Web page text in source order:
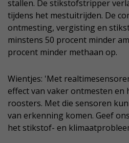
stallen. De stikstofstripper
tijdens het mestuitrijden. De
ontmesting, vergisting en
minstens 50 procent minder
procent minder methaan op.
Wientjes: 'Met
effect van vaker ontmesten en
roosters. Met die sensoren
van erkenning komen. Geef
het stikstof- en